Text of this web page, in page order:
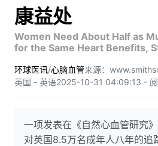
康益处
Women Need About Half as
for the Same Heart Benefits,
环球医讯/心脑血管来源：
英国 - 英语2025-10-31 04:09:13 -
一项发表在《自然心血管研究
对英国8.5万名成年人八年的追